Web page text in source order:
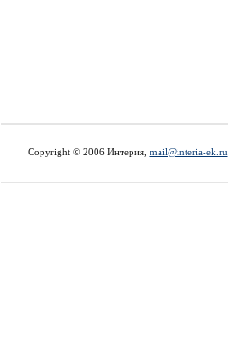
Copyright © 2006 Интерия, mail@interia-ek.ru